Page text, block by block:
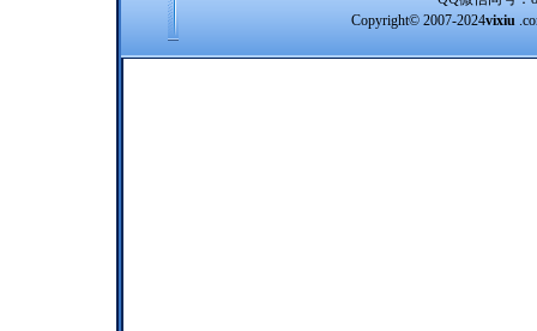
Copyright© 2007-2024vixiu